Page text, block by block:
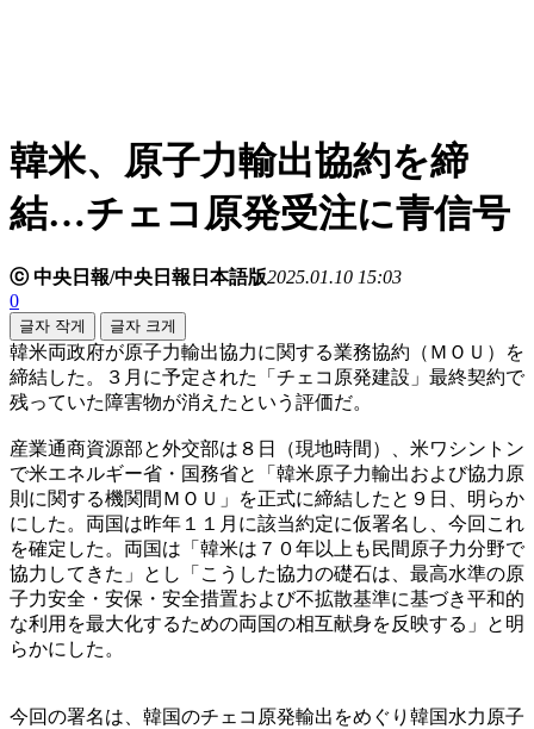
韓米、原子力輸出協約を締
結…チェコ原発受注に青信号
ⓒ 中央日報/中央日報日本語版2025.01.10 15:03
0
글자 작게 글자 크게
韓米両政府が原子力輸出協力に関する業務協約（ＭＯＵ）を
締結した。３月に予定された「チェコ原発建設」最終契約で
残っていた障害物が消えたという評価だ。
産業通商資源部と外交部は８日（現地時間）、米ワシントン
で米エネルギー省・国務省と「韓米原子力輸出および協力原
則に関する機関間ＭＯＵ」を正式に締結したと９日、明らか
にした。両国は昨年１１月に該当約定に仮署名し、今回これ
を確定した。両国は「韓米は７０年以上も民間原子力分野で
協力してきた」とし「こうした協力の礎石は、最高水準の原
子力安全・安保・安全措置および不拡散基準に基づき平和的
な利用を最大化するための両国の相互献身を反映する」と明
らかにした。
今回の署名は、韓国のチェコ原発輸出をめぐり韓国水力原子